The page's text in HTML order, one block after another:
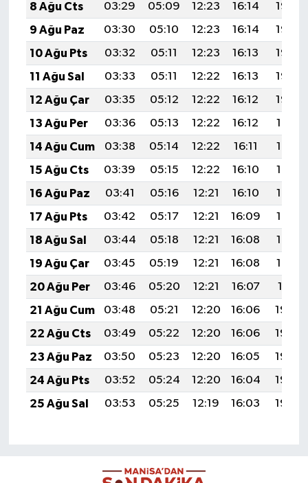
8 Ağu Cts
03:29 05:09 12:23 16:14
19:27
9 Ağu Paz
03:30 05:10 12:23 16:14
19:26
10 Ağu Pts
03:32 05:11 12:23 16:13
19:25
11 Ağu Sal
03:33 05:11 12:22 16:13
19:23
12 Ağu Çar
03:35 05:12 12:22 16:12
19:22
13 Ağu Per
03:36 05:13 12:22 16:12
19:21
14 Ağu Cum
03:38 05:14 12:22 16:11
19:19
15 Ağu Cts
03:39 05:15 12:22 16:10
19:18
16 Ağu Paz
03:41 05:16 12:21 16:10
19:17
17 Ağu Pts
03:42 05:17 12:21 16:09
19:15
18 Ağu Sal
03:44 05:18 12:21 16:08
19:14
19 Ağu Çar
03:45 05:19 12:21 16:08
19:12
20 Ağu Per
03:46 05:20 12:21 16:07
19:11
21 Ağu Cum
03:48 05:21 12:20 16:06
19:09
22 Ağu Cts
03:49 05:22 12:20 16:06
19:08
23 Ağu Paz
03:50 05:23 12:20 16:05
19:06
24 Ağu Pts
03:52 05:24 12:20 16:04
19:05
25 Ağu Sal
03:53 05:25 12:19 16:03 19:03